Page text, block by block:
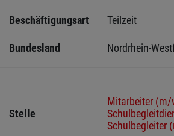
Beschäftigungsart Teilzeit
Bundesland Nordrhein-
Stelle
Mitarbeiter
Schulbegleiter